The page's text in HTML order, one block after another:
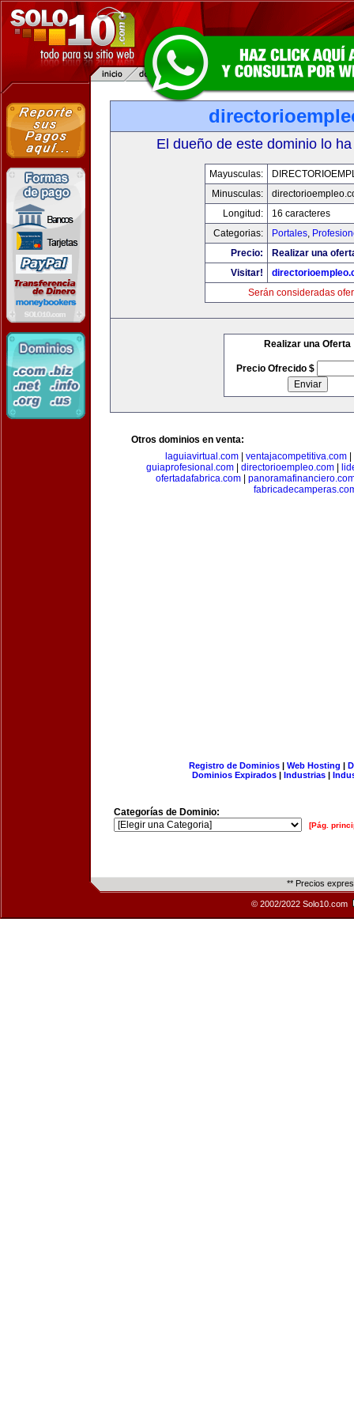
El dueño de este dominio lo
Mayusculas:
Minusculas:
Longitud:
16 caracteres
Categorias:
Portales,
Precio:
Realizar una
Visitar!
Serán consideradas
Realizar una Oferta
Precio Ofrecido $
Otros dominios en venta:
laguiavirtual.com
ventajacompetitiva.com
guiaprofesional.com| directorioempleo.com|
ofertadafabrica.com|
Registro de Dominios| Web Hosting |
Dominios Expirados | Industrias |
Categorías de Dominio:
[Pág.
** Precios
© 2002/2022 Solo10.com